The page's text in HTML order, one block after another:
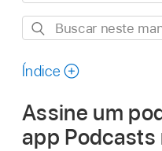
Buscar
manual
Índice
Assine um
app Podcasts